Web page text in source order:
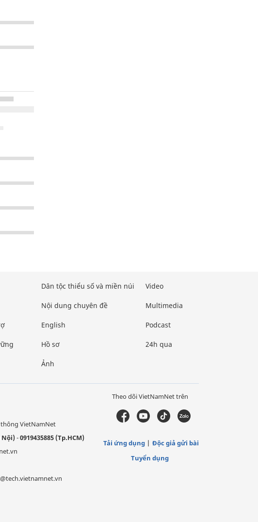
Dân tộc thiểu số và miền núi
Nội dung chuyên đề
English
Hồ sơ
Ảnh
Video
Multimedia
Podcast
24h qua
VietNamNet
Nội)-0919435885 (Tp.HCM)
Theo dõi VietNamNet trên
Tải ứng dụng
Độc giả gửi bài
Tuyển dụng